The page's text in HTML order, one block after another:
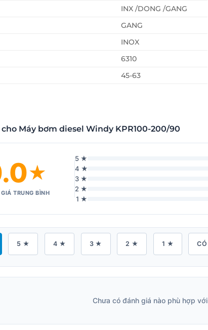
INX /DONG /GANG
GANG
INOX
6310
45-63
Máy bơm diesel Windy KPR100-200/90
★
TRUNG BÌNH
5 ★
4 ★
3 ★
2 ★
1 ★
5 ★ 4 ★ 3 ★ 2 ★ 1 ★
Chưa có đánh giá nào phù hợp